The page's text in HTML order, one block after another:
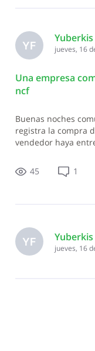
YF
Yuberkis
jueves, 16
Una empresa
ncf
Buenas noches
registra la compra
vendedor haya
45
1
YF Yuberkis
jueves, 16